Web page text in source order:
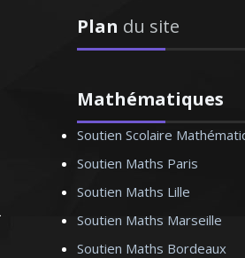
la langue et la
- Nantes
vocation de
Plan du site
Mathématiques
Soutien Scolaire
Soutien Maths Paris
Soutien Maths Lille
Soutien Maths Marseille
Soutien Maths Bordeaux